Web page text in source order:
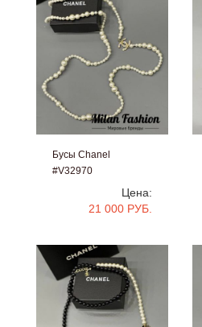
Бусы Chanel
#V32970
Цена:
21 000 РУБ.